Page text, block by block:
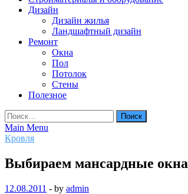
Дизайн
Дизайн жилья
Ландшафтный дизайн
Ремонт
Окна
Пол
Потолок
Стены
Полезное
Найти:
Main Menu
Кровля
Выбираем мансардные окна
12.08.2011 - by admin